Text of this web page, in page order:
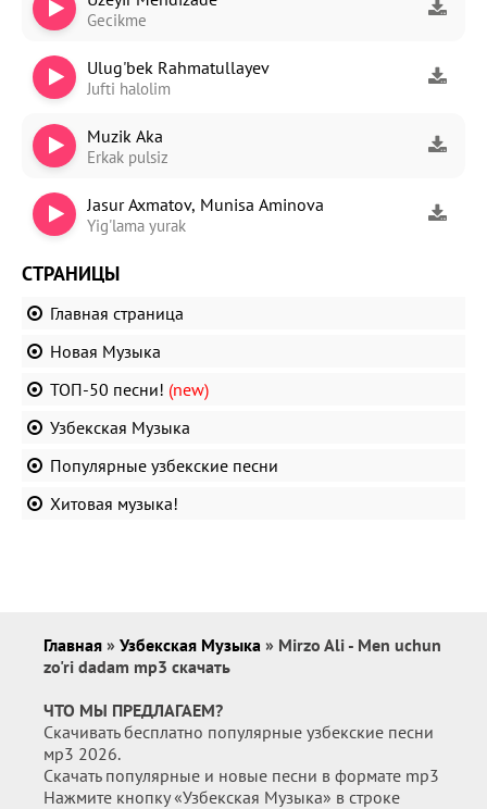
Gecikme
Ulug'bek Rahmatullayev
Jufti halolim
Muzik Aka
Erkak pulsiz
Jasur Axmatov, Munisa Aminova
Yig'lama yurak
СТРАНИЦЫ
Главная страница
Новая Музыка
ТОП-50 песни! (new)
Узбекская Музыка
Популярные узбекские песни
Хитовая музыка!
Главная » Узбекская Музыка » Mirzo Ali - Men uchun
zo'ri dadam mp3 скачать
ЧТО МЫ ПРЕДЛАГАЕМ?
Скачивать бесплатно популярные узбекские песни
мр3 2026.
Скачать популярные и новые песни в формате mp3
Нажмите кнопку «Узбекская Музыка» в строке